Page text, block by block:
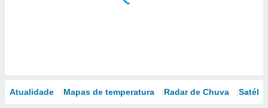
Atualidade Mapas de temperatura Radar de Chuva